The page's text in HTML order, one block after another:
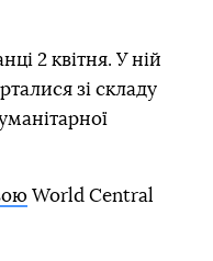
2 квітня. У ній
зі складу
World Central